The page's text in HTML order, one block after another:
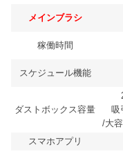
メインブラシ
稼働時間
スケジュール機能
ダストボックス容量
吸
/大
スマホアプリ